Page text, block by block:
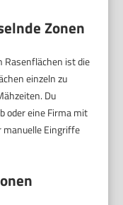
Zonen
Rasenflächen ist die
einzeln zu
Du
oder eine Firma mit
Eingriffe